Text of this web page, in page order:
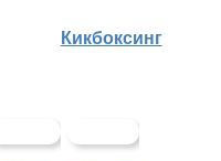
Кикбоксинг